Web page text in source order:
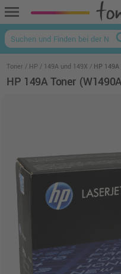
menu
Toner HP 149A und 149X HP
HP 149A Toner